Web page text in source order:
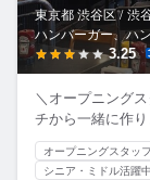
東京都 渋谷区 / 渋
ハンバーガー、ハ
3.25
＼オープニング
チから一緒に作
オープニングスタッ
シニア・ミドル活躍中